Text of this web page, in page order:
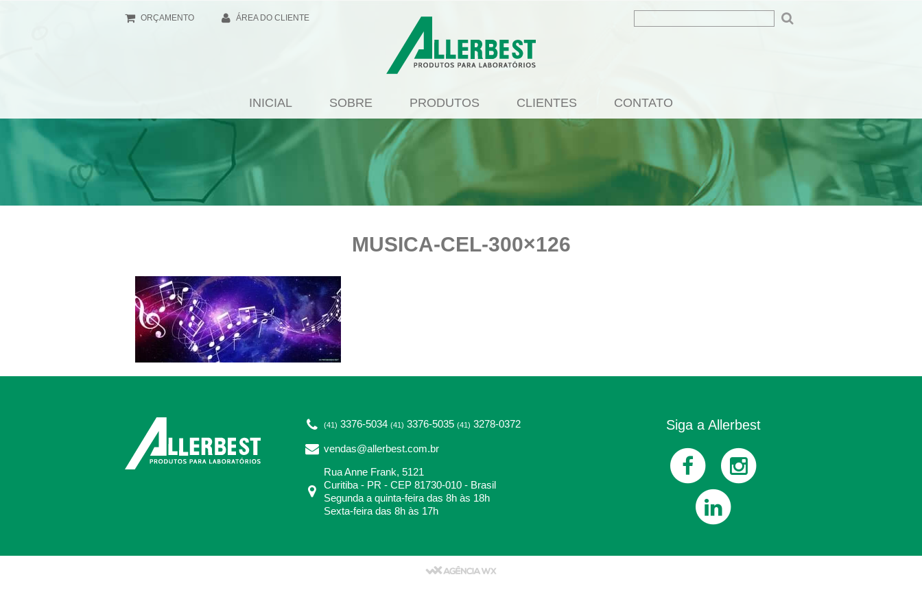
ORÇAMENTO ÁREA DO CLIENTE
INICIAL SOBRE PRODUTOS CLIENTES CONTATO
MUSICA-CEL-300×126
(41) 3376-5034 (41) 3376-5035 (41) 3278-0372
vendas@allerbest.com.br
Rua Anne Frank, 5121
Curitiba - PR - CEP 81730-010 - Brasil
Segunda a quinta-feira das 8h às 18h
Sexta-feira das 8h às 17h
Siga a Allerbest